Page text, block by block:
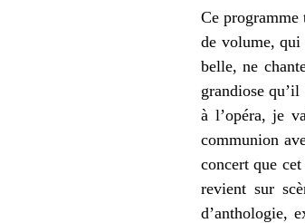
Ce programme
de volume,
belle, ne
grandiose
à l’opéra, je
communion
concert que
revient sur
d’anthologie,